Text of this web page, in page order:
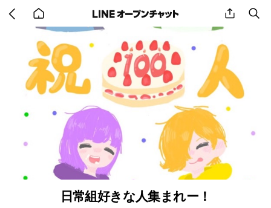
back
to
home
share
日常組好きな人集まれー！